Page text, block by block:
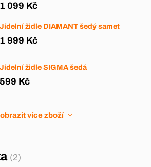
1 099 Kč
Jídelní židle DIAMANT šedý samet
1 999 Kč
Jídelní židle SIGMA šedá
599 Kč
více zboží
(2)